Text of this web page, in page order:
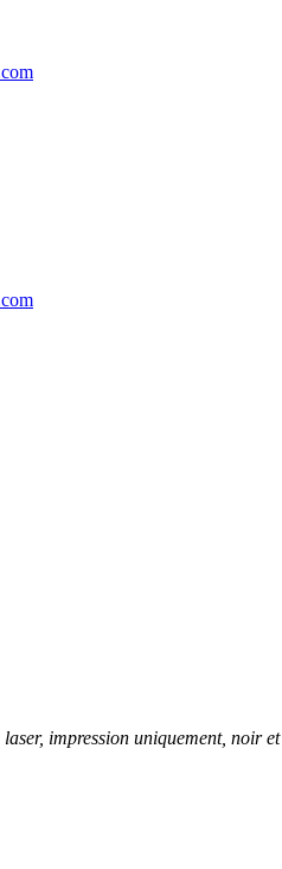
impression uniquement, noir et